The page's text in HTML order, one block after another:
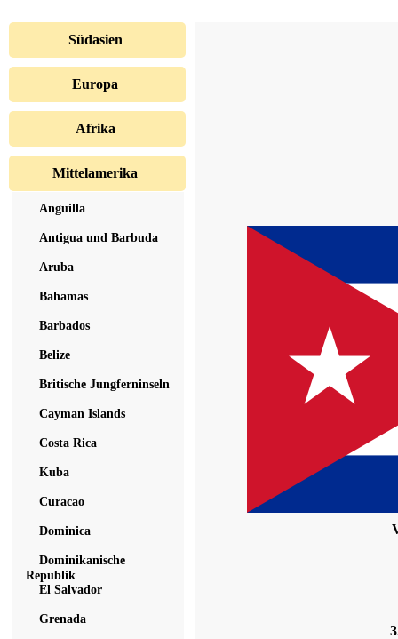
Südasien
Europa
Afrika
Mittelamerika
Anguilla
Antigua und Barbuda
Aruba
Bahamas
Barbados
Belize
Britische Jungferninseln
Cayman Islands
Costa Rica
Kuba
Curacao
Dominica
Dominikanische
Republik
El Salvador
Grenada